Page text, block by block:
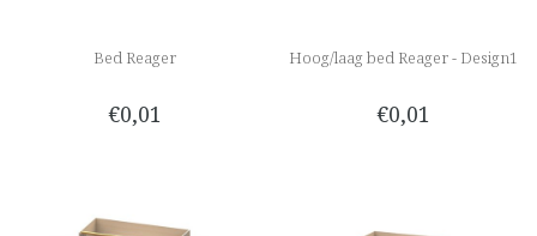
Bed Reager
€0,01
Hoog/laag bed Reager - Design1
€0,01